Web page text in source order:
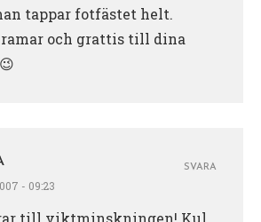
tappar fotfästet helt.
och grattis till dina
- 09:23
till viktminskningen! Kul
SVARA